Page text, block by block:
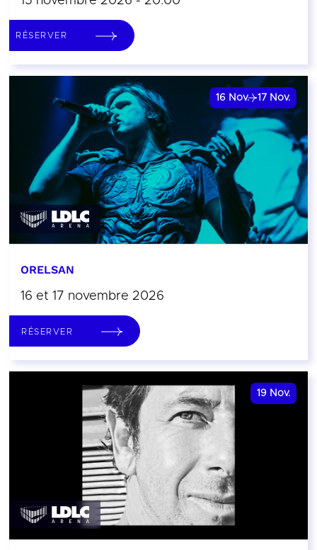
RÉSERVER
16 Nov. 17 Nov.
ORELSAN
16 et 17 novembre 2026
RÉSERVER
19 Nov.